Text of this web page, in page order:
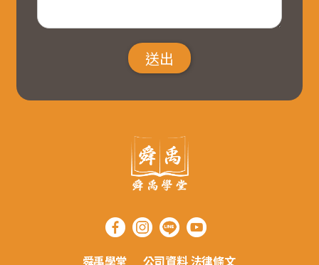
舜禹學堂 公司資料 法律條文